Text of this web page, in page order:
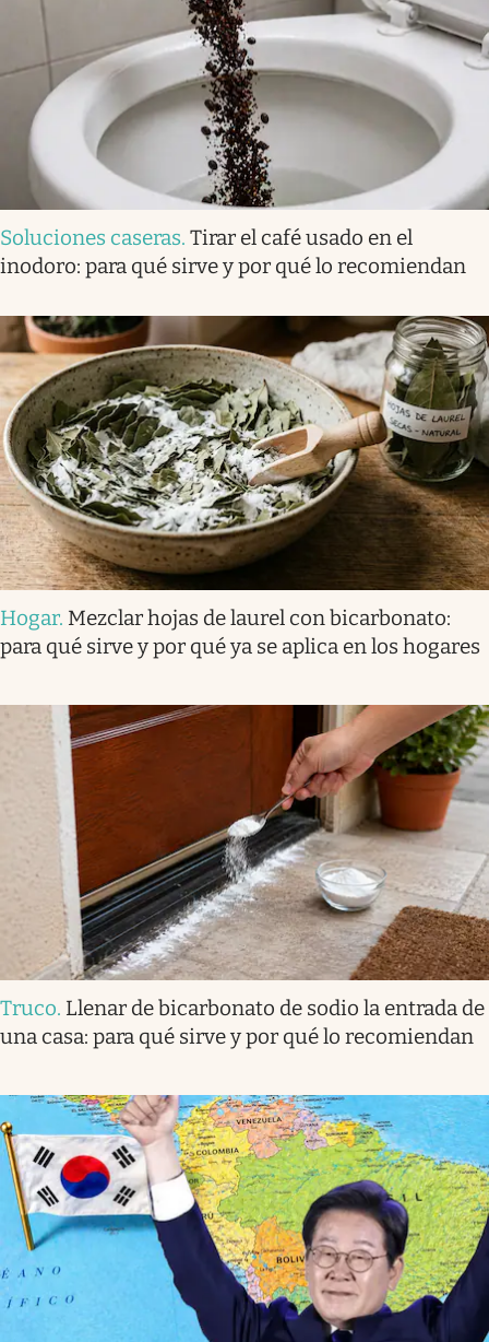
Soluciones caseras. Tirar el café usado en el
inodoro: para qué sirve y por qué lo recomiendan
Hogar. Mezclar hojas de laurel con bicarbonato:
para qué sirve y por qué ya se aplica en los hogares
Truco. Llenar de bicarbonato de sodio la entrada de
una casa: para qué sirve y por qué lo recomiendan